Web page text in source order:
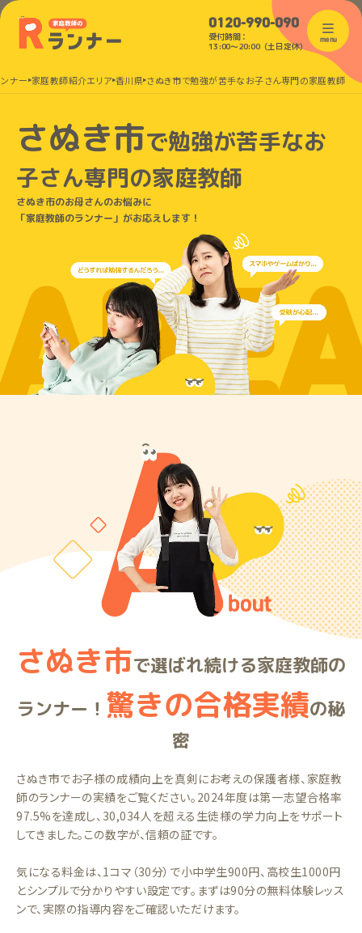
0120-990-090
受付時間：
13:00〜20:00（土日定休）
menu
ナー 家庭教師紹介エリア 香川県 さぬき市で勉強が苦手なお子さん専門の家庭教師
さぬき市で勉強が苦手なお
子さん専門の家庭教師
さぬき市のお母さんのお悩みに
「家庭教師のランナー」がお応えします！
さぬき市で選ばれ続ける家庭教師の
ランナー！ 驚きの合格実績の秘
密
さぬき市でお子様の成績向上を真剣にお考えの保護者様、家庭教
師のランナーの実績をご覧ください。2024年度は第一志望合格率
97.5%を達成し、30,034人を超える生徒様の学力向上をサポート
してきました。この数字が、信頼の証です。
気になる料金は、1コマ（30分）で小中学生900円、高校生1000円
とシンプルで分かりやすい設定です。まずは90分の無料体験レッス
ンで、実際の指導内容をご確認いただけます。